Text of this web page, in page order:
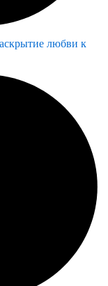
любви к